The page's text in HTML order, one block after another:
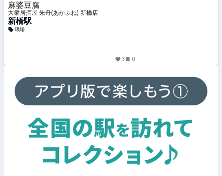
麻婆豆腐
大衆居酒屋 朱舟(あかふね) 新橋店
新橋駅
職場
3 0